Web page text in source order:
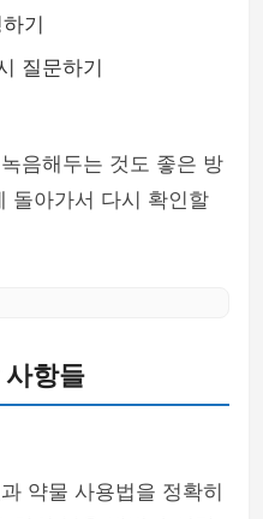
기
질문하기
음해두는 것도 좋은 방
돌아가서 다시 확인할
항들
과 약물 사용법을 정확히